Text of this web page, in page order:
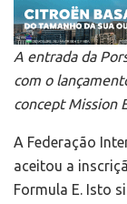
A entrada da
com o
concept Mission
A Federação
aceitou a
Formula E. Isto